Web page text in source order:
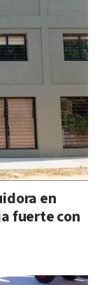
en
fuerte con